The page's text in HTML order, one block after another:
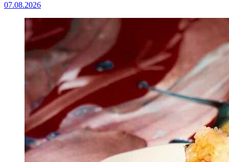
07.08.2026